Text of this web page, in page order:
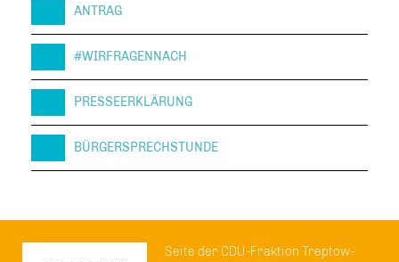
ANTRAG
#WIRFRAGENNACH
PRESSEERKLÄRUNG
BÜRGERSPRECHSTUNDE
Seite der CDU-Fraktion Treptow-